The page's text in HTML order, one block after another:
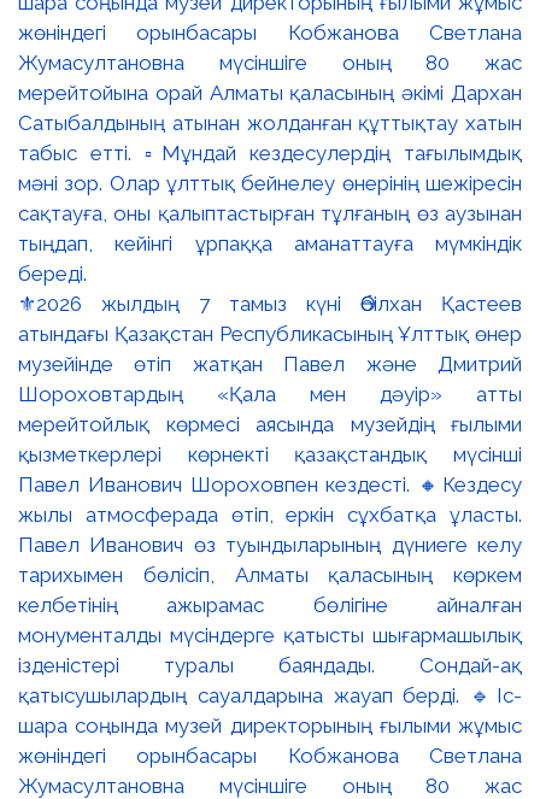
⚜️2026 жылдың 7 тамыз күні Әбілхан Қастеев
атындағы Қазақстан Республикасының Ұлттық өнер
музейінде өтіп жатқан Павел және Дмитрий
Шороховтардың «Қала мен дәуір» атты
мерейтойлық көрмесі аясында музейдің ғылыми
қызметкерлері көрнекті қазақстандық мүсінші
Павел Иванович Шороховпен кездесті. 🔸Кездесу
жылы атмосферада өтіп, еркін сұхбатқа ұласты.
Павел Иванович өз туындыларының дүниеге келу
тарихымен бөлісіп, Алматы қаласының көркем
келбетінің ажырамас бөлігіне айналған
монументалды мүсіндерге қатысты шығармашылық
ізденістері туралы баяндады. Сондай-ақ
қатысушылардың сауалдарына жауап берді. 🔹Іс-
шара соңында музей директорының ғылыми жұмыс
жөніндегі орынбасары Кобжанова Светлана
Жумасултановна мүсіншіге оның 80 жас